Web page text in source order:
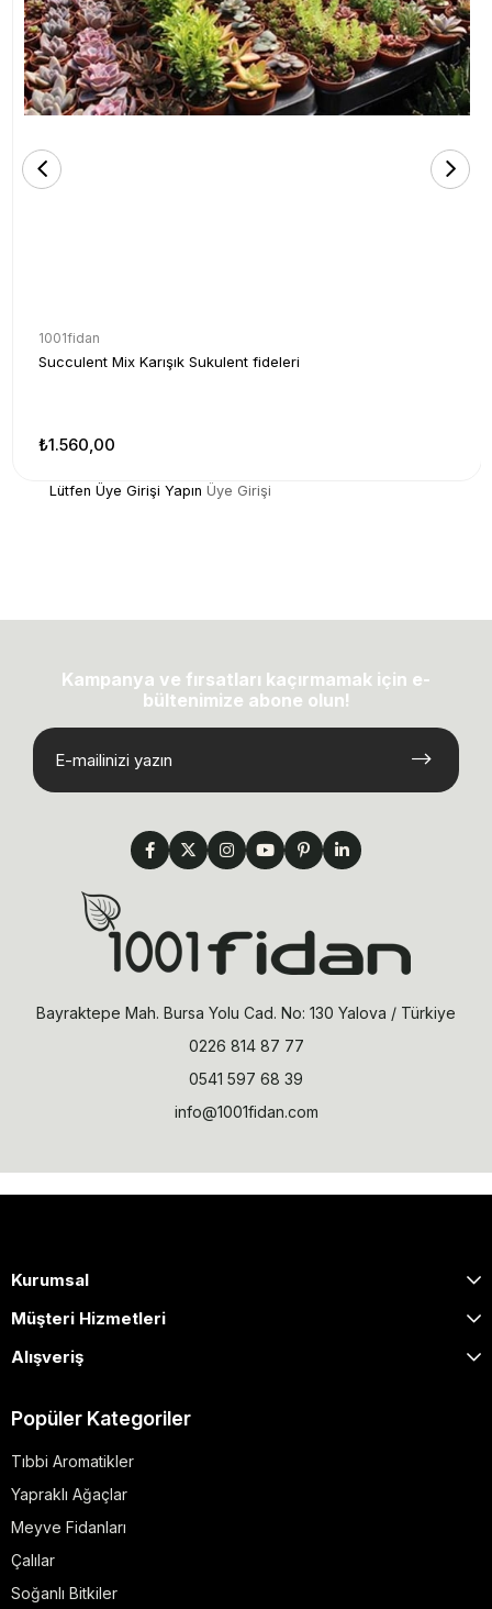
1001fidan
Succulent Mix Karışık Sukulent fideleri
₺1.560,00
Lütfen Üye Girişi Yapın Üye Girişi
Kampanya ve fırsatları kaçırmamak için e-
bültenimize abone olun!
Bayraktepe Mah. Bursa Yolu Cad. No: 130 Yalova / Türkiye
0226 814 87 77
0541 597 68 39
info@1001fidan.com
Kurumsal
Müşteri Hizmetleri
Alışveriş
Popüler Kategoriler
Tıbbi Aromatikler
Yapraklı Ağaçlar
Meyve Fidanları
Çalılar
Soğanlı Bitkiler